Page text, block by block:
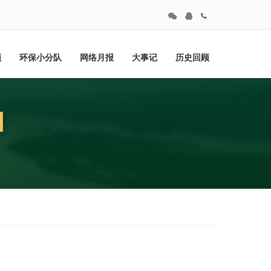
环保小分队 网络月报 大事记 历史回顾